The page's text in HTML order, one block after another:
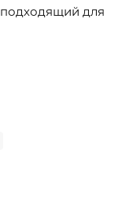
подходящий для